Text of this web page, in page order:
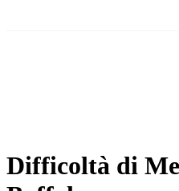
Difficoltà di